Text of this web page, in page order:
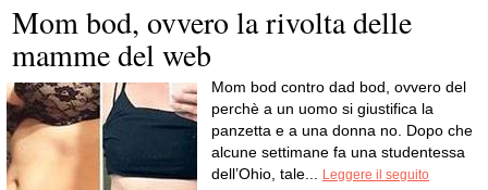
Mom bod, ovvero la rivolta delle
mamme del web
Mom bod contro dad bod, ovvero del
perchè a un uomo si giustifica la
panzetta e a una donna no. Dopo che
alcune settimane fa una studentessa
dell’Ohio, tale...
Leggere il seguito